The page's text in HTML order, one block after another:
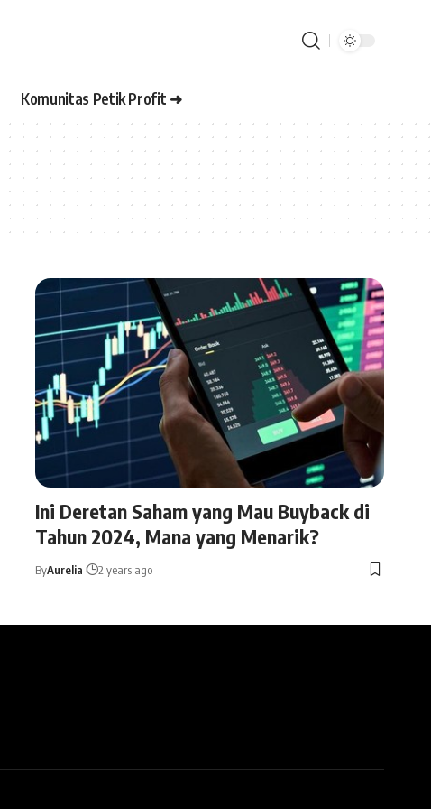
Komunitas Petik Profit ➜
Ini Deretan Saham yang Mau Buyback di
Tahun 2024, Mana yang Menarik?
ByAurelia 2 years ago